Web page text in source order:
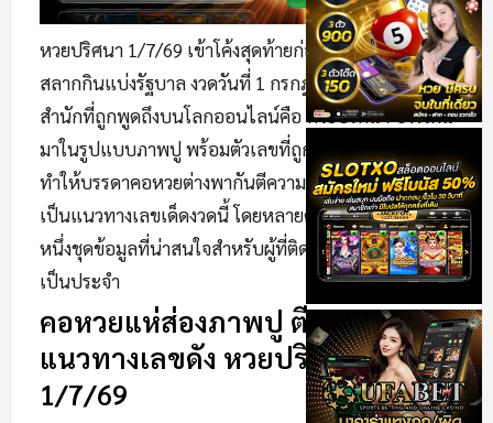
หวยปริศนา 1/7/69 เข้าโค้งสุดท้ายก่อนการออกรางวัล
สลากกินแบ่งรัฐบาล งวดวันที่ 1 กรกฎาคม 2569 อีกหนึ่ง
สำนักที่ถูกพูดถึงบนโลกออนไลน์คือ หวยปริศนา ซึ่งงวดนี้
มาในรูปแบบภาพปู พร้อมตัวเลขที่ถูกเขียนกำกับไว้
ทำให้บรรดาคอหวยต่างพากันตีความและนำไปวิเคราะห์
เป็นแนวทางเลขเด็ดงวดนี้ โดยหลายคนมองว่าเป็นอีก
หนึ่งชุดข้อมูลที่น่าสนใจสำหรับผู้ที่ติดตามเลขดังโซเชียล
เป็นประจำ
คอหวยแห่ส่องภาพปู ตีความ
แนวทางเลขดัง หวยปริศนา
1/7/69